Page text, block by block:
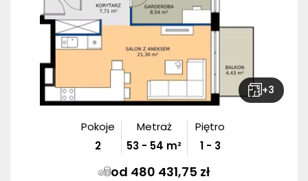
+3
Pokoje
2
Metraż
53 - 54 m²
Piętro
1 - 3
od 480 431,75 zł